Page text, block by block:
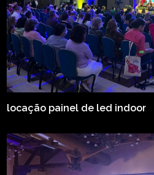
locação painel de led indoor